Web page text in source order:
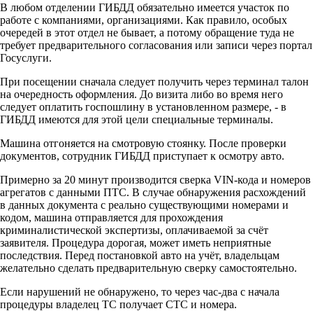
В любом отделении ГИБДД обязательно имеется участок по
работе с компаниями, организациями. Как правило, особых
очередей в этот отдел не бывает, а потому обращение туда не
требует предварительного согласования или записи через портал
Госуслуги.
При посещении сначала следует получить через терминал талон
на очередность оформления. До визита либо во время него
следует оплатить госпошлину в установленном размере, - в
ГИБДД имеются для этой цели специальные терминалы.
Машина отгоняется на смотровую стоянку. После проверки
документов, сотрудник ГИБДД приступает к осмотру авто.
Примерно за 20 минут производится сверка VIN-кода и номеров
агрегатов с данными ПТС. В случае обнаружения расхождений
в данных документа с реально существующими номерами и
кодом, машина отправляется для прохождения
криминалистической экспертизы, оплачиваемой за счёт
заявителя. Процедура дорогая, может иметь неприятные
последствия. Перед постановкой авто на учёт, владельцам
желательно сделать предварительную сверку самостоятельно.
Если нарушений не обнаружено, то через час-два с начала
процедуры владелец ТС получает СТС и номера.